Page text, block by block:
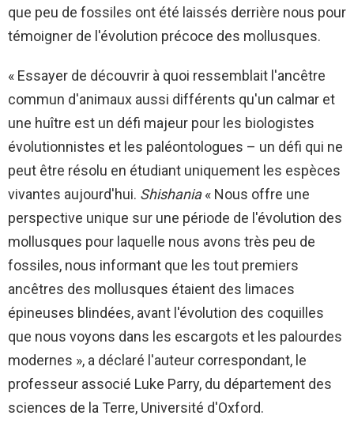
que peu de fossiles ont été laissés derrière nous pour
témoigner de l'évolution précoce des mollusques.
« Essayer de découvrir à quoi ressemblait l'ancêtre
commun d'animaux aussi différents qu'un calmar et
une huître est un défi majeur pour les biologistes
évolutionnistes et les paléontologues – un défi qui ne
peut être résolu en étudiant uniquement les espèces
vivantes aujourd'hui. Shishania« Nous offre une
perspective unique sur une période de l'évolution des
mollusques pour laquelle nous avons très peu de
fossiles, nous informant que les tout premiers
ancêtres des mollusques étaient des limaces
épineuses blindées, avant l'évolution des coquilles
que nous voyons dans les escargots et les palourdes
modernes », a déclaré l'auteur correspondant, le
professeur associé Luke Parry, du département des
sciences de la Terre, Université d'Oxford.